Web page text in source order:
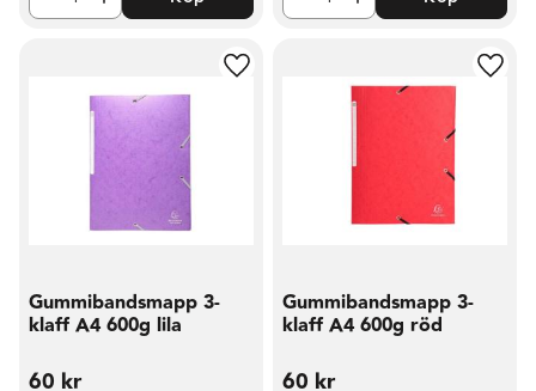
Gummibandsmapp 3-
klaff A4 600g lila
60 kr
Lägg till i favoriter
Gummibandsmapp 3-
klaff A4 600g röd
60 kr